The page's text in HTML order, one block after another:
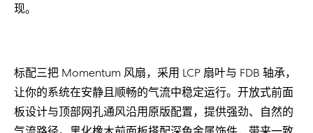
现。
标配三把 Momentum 风扇，采用 LCP 扇叶与 FDB 轴承，
让你的系统在安静且顺畅的气流中稳定运行。开放式前面
板设计与顶部网孔通风沿用原版配置，提供强劲、自然的